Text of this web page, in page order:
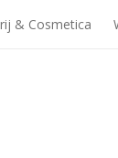
& Cosmetica